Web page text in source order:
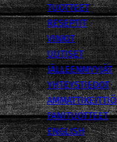
TUOTTEET
RESEPTIT
VINKIT
UUTISET
JÄLLEENMYYJÄT
YHTEYSTIEDOT
AMMATTIKEITTIÖ
FANITUOTTEET
ENGLISH